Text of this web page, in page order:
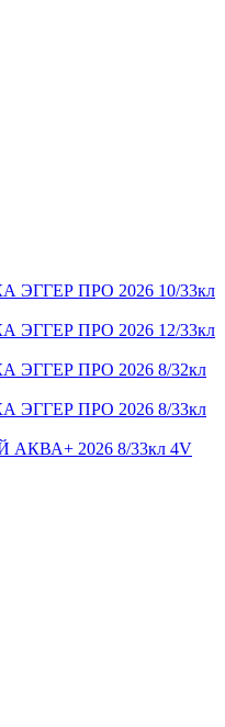
ЭГГЕР ПРО 2026 10/33кл
ЭГГЕР ПРО 2026 12/33кл
ЭГГЕР ПРО 2026 8/32кл
ЭГГЕР ПРО 2026 8/33кл
2026 8/33кл 4V